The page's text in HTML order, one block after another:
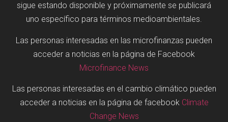
sigue estando disponible y próximamente se publicará
uno específico para términos medioambientales.
Las personas interesadas en las microfinanzas pueden
acceder a noticias en la página de Facebook
Microfinance News
Las personas interesadas en el cambio climático pueden
acceder a noticias en la página de facebook Climate
Change News